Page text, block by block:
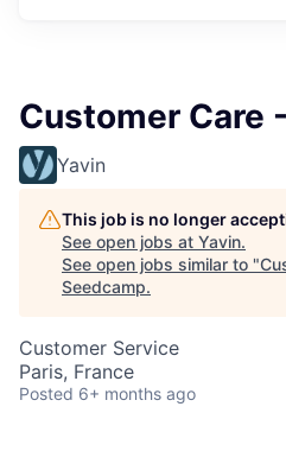
Customer Care
Yavin
This job is no longer
See open jobs at Yavin.
See open jobs similar to "
Seedcamp.
Customer Service
Paris, France
Posted 6+ months ago